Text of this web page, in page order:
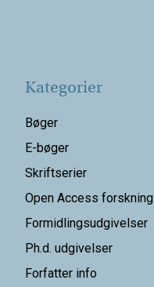
Kategorier
Bøger
E-bøger
Skriftserier
Open Access forskning
Formidlingsudgivelser
Ph.d. udgivelser
Forfatter info